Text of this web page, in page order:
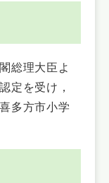
総理大臣よ
定を受け，
多方市小学